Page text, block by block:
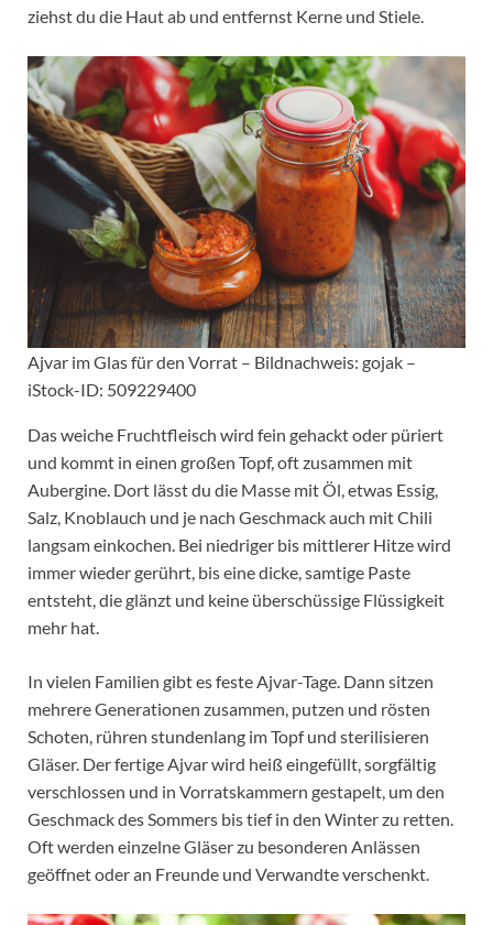
ziehst du die Haut ab und entfernst Kerne und Stiele.
Ajvar im Glas für den Vorrat – Bildnachweis: gojak –
iStock-ID: 509229400
Das weiche Fruchtfleisch wird fein gehackt oder püriert
und kommt in einen großen Topf, oft zusammen mit
Aubergine. Dort lässt du die Masse mit Öl, etwas Essig,
Salz, Knoblauch und je nach Geschmack auch mit Chili
langsam einkochen. Bei niedriger bis mittlerer Hitze wird
immer wieder gerührt, bis eine dicke, samtige Paste
entsteht, die glänzt und keine überschüssige Flüssigkeit
mehr hat.
In vielen Familien gibt es feste Ajvar-Tage. Dann sitzen
mehrere Generationen zusammen, putzen und rösten
Schoten, rühren stundenlang im Topf und sterilisieren
Gläser. Der fertige Ajvar wird heiß eingefüllt, sorgfältig
verschlossen und in Vorratskammern gestapelt, um den
Geschmack des Sommers bis tief in den Winter zu retten.
Oft werden einzelne Gläser zu besonderen Anlässen
geöffnet oder an Freunde und Verwandte verschenkt.